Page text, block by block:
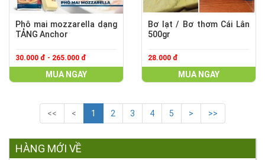
Phô mai mozzarella dạng
TẢNG Anchor
30.000 đ - 265.000 đ
MUA NGAY
Bơ lạt / Bơ thơm Cái Lân
500gr
28.000 đ
MUA NGAY
<< < 1 2 3 4 5 > >>
HÀNG MỚI VỀ